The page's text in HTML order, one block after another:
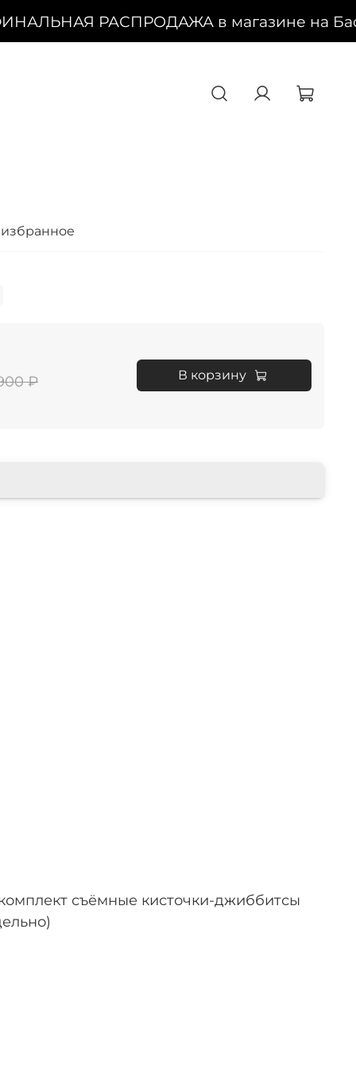
РАСПРОДАЖА в магазине на
₽ В корзину
съёмные кисточки-джиббитсы